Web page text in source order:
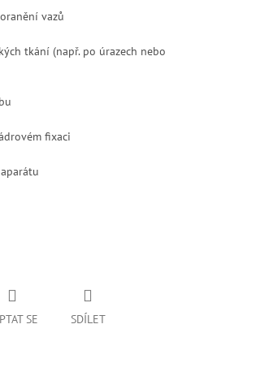
vazů
tkání (např. po úrazech nebo
fixaci
SE SDÍLET